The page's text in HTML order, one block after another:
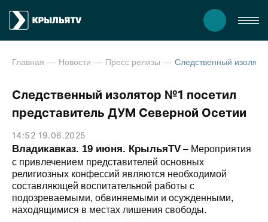
Главная Новости Пресс релизы
Следственный изолятор №1 посетил
представитель ДУМ Северной Осетии
14:52 19.06.2025
Владикавказ. 19 июня. КрыльяTV – Мероприятия
с привлечением представителей основных
религиозных конфессий являются необходимой
составляющей воспитательной работы с
подозреваемыми, обвиняемыми и осужденными,
находящимися в местах лишения свободы.